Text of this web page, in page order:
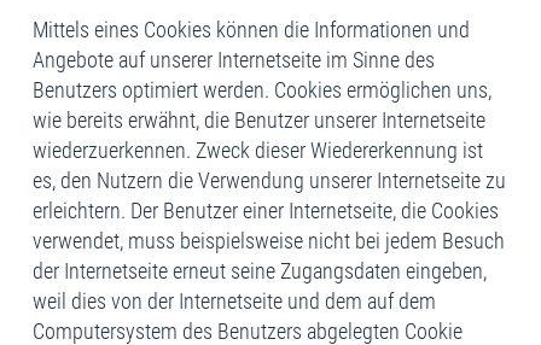
Mittels eines Cookies können die Informationen und
Angebote auf unserer Internetseite im Sinne des
Benutzers optimiert werden. Cookies ermöglichen uns,
wie bereits erwähnt, die Benutzer unserer Internetseite
wiederzuerkennen. Zweck dieser Wiedererkennung ist
es, den Nutzern die Verwendung unserer Internetseite zu
erleichtern. Der Benutzer einer Internetseite, die Cookies
verwendet, muss beispielsweise nicht bei jedem Besuch
der Internetseite erneut seine Zugangsdaten eingeben,
weil dies von der Internetseite und dem auf dem
Computersystem des Benutzers abgelegten Cookie